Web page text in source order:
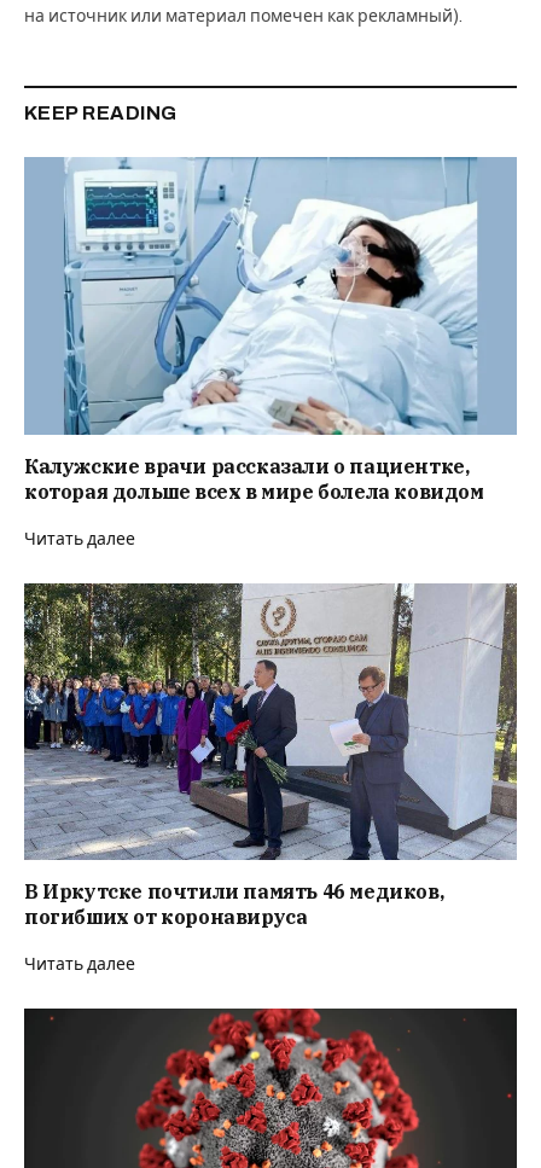
на источник или материал помечен как рекламный).
KEEP READING
Калужские врачи рассказали о пациентке,
которая дольше всех в мире болела ковидом
Читать далее
В Иркутске почтили память 46 медиков,
погибших от коронавируса
Читать далее